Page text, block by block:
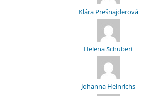
Klára Prešnajderová
Helena Schubert
Johanna Heinrichs